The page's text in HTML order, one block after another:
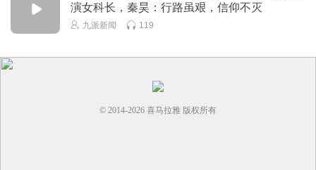
幂也是首次合作。王小枪称，张黎导演是一个“氛围大
师”，“恐怖小说也好，悬疑小说也好，其实情节不是最重要
的，氛围是最重要的，我觉得这样更高级。所谓的氛围实际
演女科长，秦昊：行路虽艰，信仰不灭
九派新闻 119
© 2014-2026 喜马拉雅 版权所有